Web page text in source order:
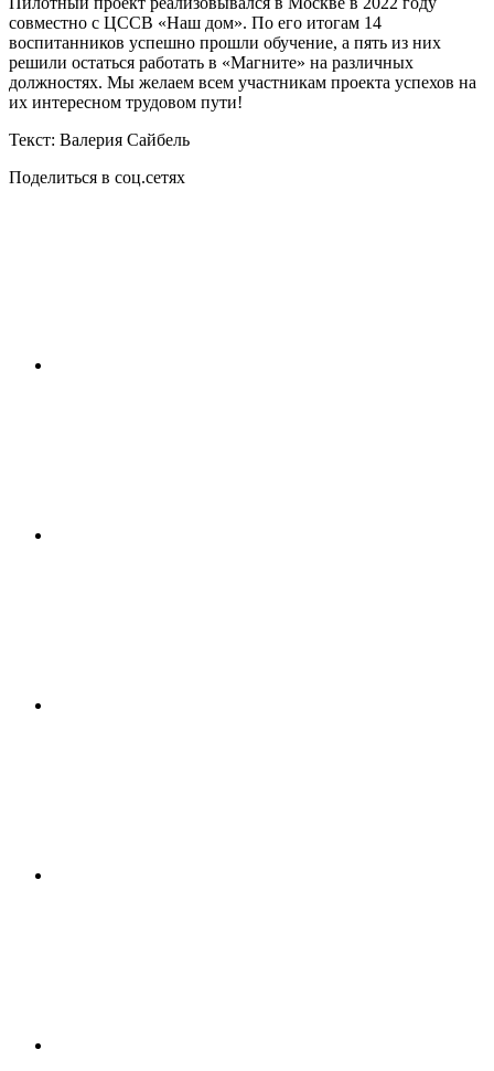
совместно с ЦССВ «Наш дом». По его итогам 14
воспитанников успешно прошли обучение, а пять из них
решили остаться работать в «Магните» на различных
должностях. Мы желаем всем участникам проекта успехов на
их интересном трудовом пути!
Текст: Валерия Сайбель
Поделиться в соц.сетях